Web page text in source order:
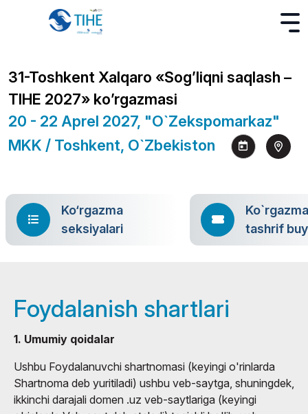
31-Toshkent Xalqaro «Sog’liqni saqlash –
TIHE 2027» ko’rgazmasi
20 - 22 Aprel 2027, "O`zekspomarkaz"
MKK / Toshkent, O`zbekiston
Ko‘rgazma
seksiyalari
tashrif
Foydalanish shartlari
1. Umumiy qoidalar
Ushbu Foydalanuvchi shartnomasi (keyingi o'rinlarda
Shartnoma deb yuritiladi) ushbu veb-saytga, shuningdek,
ikkinchi darajali domen .uz veb-saytlariga (keyingi